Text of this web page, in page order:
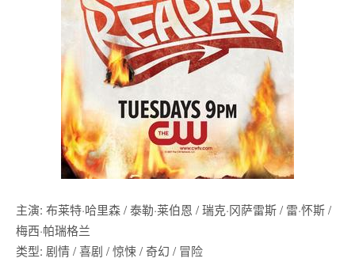
主演: 布莱特·哈里森 / 泰勒·莱伯恩 / 瑞克·冈萨雷斯 / 雷·怀斯 /
梅西·帕瑞格兰
类型: 剧情 / 喜剧 / 惊悚 / 奇幻 / 冒险